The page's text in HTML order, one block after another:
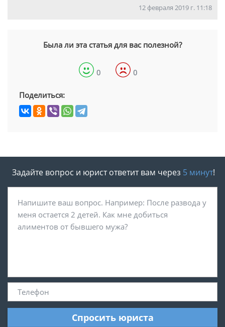
12 февраля 2019 г. 11:18
Была ли эта статья для вас полезной?
0 0
Поделиться:
Задайте вопрос и юрист ответит вам через 5 минут!
Спросить юриста